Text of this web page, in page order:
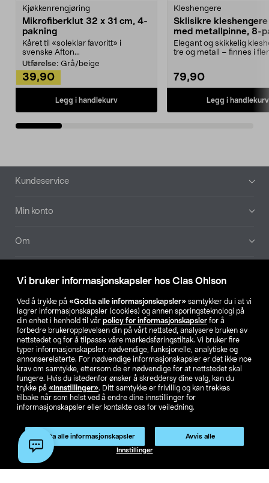
Vi bruker informasjonskapsler hos Clas Ohlson
Ved å trykke på «Godta alle informasjonskapsler» samtykker du i at vi
lagrer informasjonskapsler (cookies) og annen sporingsteknologi på
din enhet i henhold til vår policy for informasjonskapsler for å
forbedre brukeropplevelsen din på vårt nettsted, analysere bruken av
nettstedet og for å tilpasse våre markedsføringstiltak. Vi bruker fire
typer informasjonskapsler: nødvendige, funksjonelle, analytiske og
annonserelaterte. For nødvendige informasjonskapsler er det ikke noe
krav om samtykke, ettersom de er nødvendige for at nettstedet skal
fungere. Hvis du istedenfor ønsker å skreddersy dine valg, kan du
trykke på «Innstillinger». Ditt samtykke er frivillig og kan trekkes
tilbake når som helst ved å endre dine innstillinger for
informasjonskapsler eller kontakte oss for veiledning.
Godta alle informasjonskapsler Avvis alle
Innstillinger
Kjøkkenrengjøring
Mikrofiberklut 32 x 31 cm, 4-
pakning
Kåret til «soleklar favoritt» i
svenske Afton...
Utførelse: Grå/beige
39,90
Legg i handlekurv
Kleshengere
Sklisikre
med metallpinne, 8-
Elegant og skikkelig
tre og metall – finnes i
79,90
Legg i handlekurv
Bunntekst
Kundeservice
Min konto
Om
Våre selskaper
Finn din butikk
SE NO FI
Privacy statement Medlemsvilkår Kjøpsvilkår
For bedrifter
Endre til priser ekskl. moms